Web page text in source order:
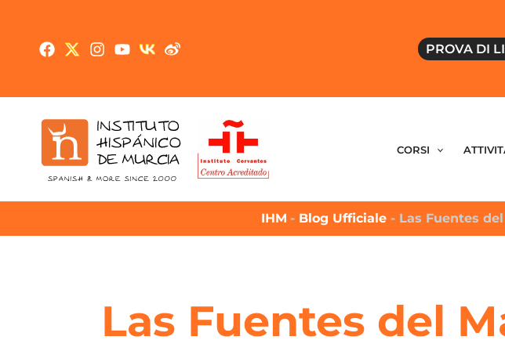
PROVA DI
CORSI
IHM - Blog Ufficiale - Las Fuentes
Las Fuentes del